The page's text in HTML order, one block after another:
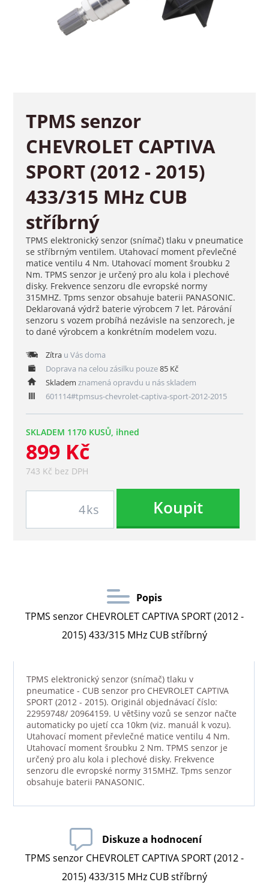
TPMS senzor
CHEVROLET CAPTIVA
SPORT (2012 - 2015)
433/315 MHz CUB
stříbrný
TPMS elektronický senzor (snímač) tlaku v pneumatice
se stříbrným ventilem. Utahovací moment převlečné
matice ventilu 4 Nm. Utahovací moment šroubku 2
Nm. TPMS senzor je určený pro alu kola i plechové
disky. Frekvence senzoru dle evropské normy
315MHZ. Tpms senzor obsahuje baterii PANASONIC.
Deklarovaná výdrž baterie výrobcem 7 let. Párování
senzoru s vozem probíhá nezávisle na senzorech, je
to dané výrobcem a konkrétním modelem vozu.
Zítrau Vás doma
Doprava na celou zásilku pouze85 Kč
Skladem znamená opravdu u nás skladem
601114#tpmsus-chevrolet-captiva-sport-2012-2015
SKLADEM 1170 KUSŮ, ihned
899 Kč
743 Kč bez DPH
ks Koupit
Popis
TPMS senzor CHEVROLET CAPTIVA SPORT (2012 -
2015) 433/315 MHz CUB stříbrný
TPMS elektronický senzor (snímač) tlaku v
pneumatice - CUB senzor pro CHEVROLET CAPTIVA
SPORT (2012 - 2015). Originál objednávací číslo:
22959748/ 20964159. U většiny vozů se senzor načte
automaticky po ujetí cca 10km (viz. manuál k vozu).
Utahovací moment převlečné matice ventilu 4 Nm.
Utahovací moment šroubku 2 Nm. TPMS senzor je
určený pro alu kola i plechové disky. Frekvence
senzoru dle evropské normy 315MHZ. Tpms senzor
obsahuje baterii PANASONIC.
Diskuze a hodnocení
TPMS senzor CHEVROLET CAPTIVA SPORT (2012 -
2015) 433/315 MHz CUB stříbrný